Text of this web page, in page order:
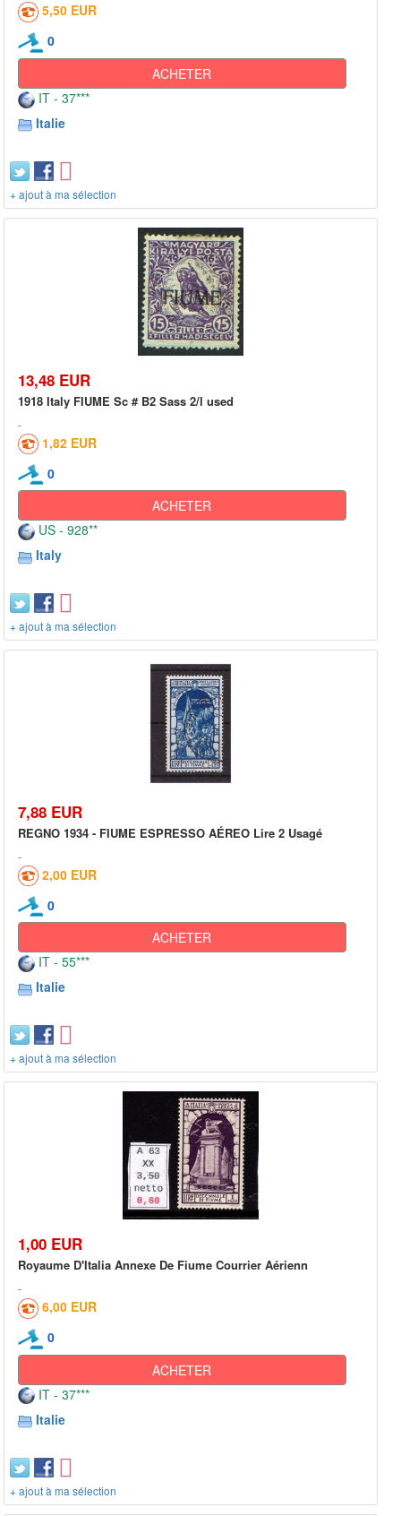
5,50 EUR
0
ACHETER
IT - 37***
Italie
+ ajout à ma sélection
13,48 EUR
1918 Italy FIUME Sc # B2 Sass 2/l used
1,82 EUR
0
ACHETER
US - 928**
Italy
+ ajout à ma sélection
7,88 EUR
REGNO 1934 - FIUME ESPRESSO AÉREO Lire 2 Usagé
2,00 EUR
0
ACHETER
IT - 55***
Italie
+ ajout à ma sélection
1,00 EUR
Royaume D'Italia Annexe De Fiume Courrier Aérienn
6,00 EUR
0
ACHETER
IT - 37***
Italie
+ ajout à ma sélection